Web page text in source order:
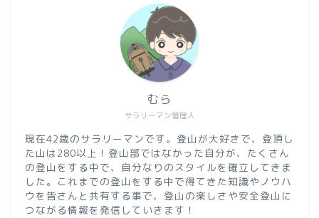
サラリーマン管理人
むら
現在42歳のサラリーマンです。登山が大好きで、登頂し
た山は280以上！登山部ではなかった自分が、たくさん
の登山をする中で、自分なりのスタイルを確立してきま
した。これまでの登山をする中で得てきた知識やノウハ
ウを皆さんと共有する事で、登山の楽しさや安全登山に
つながる情報を発信していきます！